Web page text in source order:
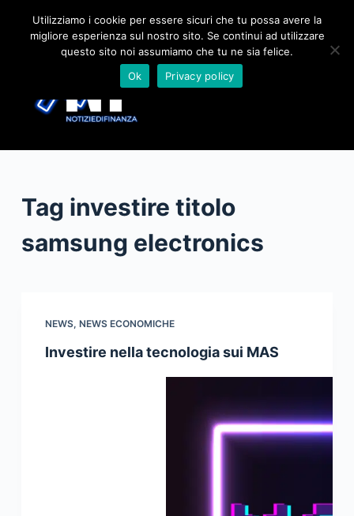
n
e
Tag investire titolo
samsung electronics
NEWS, NEWS ECONOMICHE
Investire nella tecnologia sui MAS
Utilizziamo i cookie per essere sicuri che tu possa avere la
migliore esperienza sul nostro sito. Se continui ad utilizzare
questo sito noi assumiamo che tu ne sia felice.
Ok
Privacy policy